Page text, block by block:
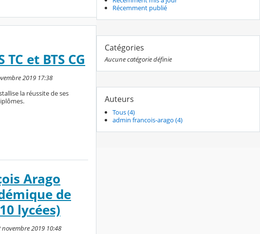
et BTS CG
2019 17:38
la réussite de ses
Arago
de
lycées)
2019 10:48
Récemment publié
Catégories
Aucune catégorie définie
Auteurs
Tous (4)
admin francois-arago (4)